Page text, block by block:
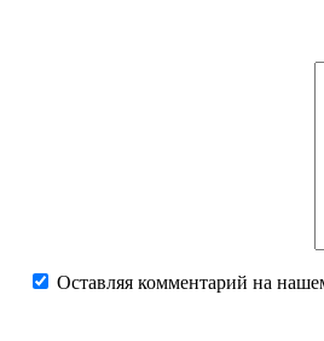
Оставляя комментарий на